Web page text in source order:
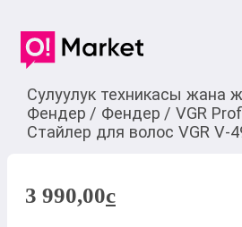
Сулуулук техникасы жана
Фендер / Фендер / VGR
Стайлер для волос VGR V-
3 990,00c